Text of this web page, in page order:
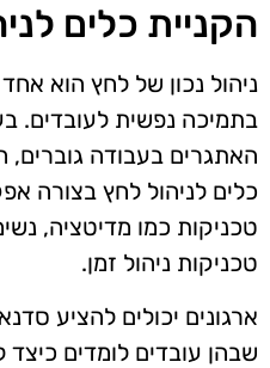
הקניית כלים
ניהול נכון של לחץ הוא
בתמיכה נפשית לעובדים.
האתגרים בעבודה גוברים,
כלים לניהול לחץ בצורה
טכניקות כמו מדיטציה,
טכניקות ניהול זמן.
ארגונים יכולים להציע
שבהן עובדים לומדים